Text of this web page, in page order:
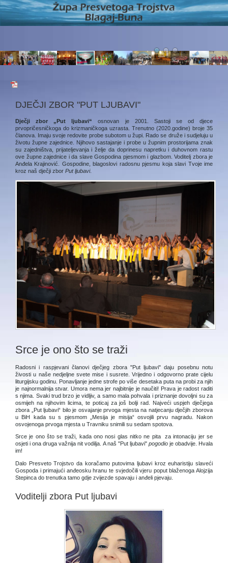
DJEČJI ZBOR "PUT LJUBAVI"
Dječji zbor „Put ljubavi“
osnovan je 2001. Sastoji se od djece
prvopričesničkoga do krizmaničkoga uzrasta. Trenutno (2020.godine) broje 35
članova. Imaju svoje redovite probe subotom u župi. Rado se druže i sudjeluju u
životu župne zajednice. Njihovo sastajanje i probe u župnim prostorijama znak
su zajedništva, prijateljevanja i želje da doprinesu napretku i duhovnom rastu
ove župne zajednice i da slave Gospodina pjesmom i glazbom. Voditelj zbora je
Anđela Krajinović. Gospodine, blagoslovi radosnu pjesmu koja slavi Tvoje ime
kroz naš dječji zbor Put ljubavi.
Srce je ono što se traži
Radosni i raspjevani članovi dječjeg zbora "Put ljubavi" daju posebnu notu
živosti u naše nedjeljne svete mise i susrete. Vrijedno i odgovorno prate cijelu
liturgijsku godinu. Ponavljanje jedne strofe po više desetaka puta na probi za njih
je najnormalnija stvar. Umora nema jer najbitnije je naučiti! Prava je radost raditi
s njima. Svaki trud brzo je vidljiv, a samo mala pohvala i priznanje dovoljni su za
osmijeh na njihovim licima, te poticaj za još bolji rad. Najveći uspjeh dječjega
zbora „Put ljubavi“ bilo je osvajanje prvoga mjesta na natjecanju dječjih zborova
u BiH kada su s pjesmom „Mesija je misija“ osvojili prvu nagradu. Nakon
osvojenoga prvoga mjesta u Travniku snimili su sedam spotova.
Srce je ono što se traži, kada ono nosi glas nitko ne pita za intonaciju jer se
osjeti i ona druga važnija nit vodilja. A naš "Put ljubavi" pogodioje obadvije. Hvala
im!
Dalo Presveto Trojstvo da koračamo putovima ljubavi kroz euharistiju slaveći
Gospoda i primajući anđeosku hranu te svjedočili vjeru poput blaženoga Alojzija
Stepinca do trenutka tamo gdje zvijezde spavaju i anđeli pjevaju.
Voditelji zbora Put ljubavi